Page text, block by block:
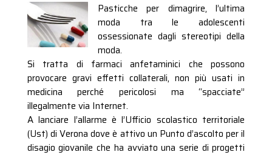
Pasticche per dimagrire, l’ultima
moda tra le adolescenti
ossessionate dagli stereotipi della
moda.
Si tratta di farmaci anfetaminici che possono
provocare gravi effetti collaterali, non più usati in
medicina perché pericolosi ma “spacciate”
illegalmente via Internet.
A lanciare l’allarme è l’Ufficio scolastico territoriale
(Ust) di Verona dove è attivo un Punto d’ascolto per il
disagio giovanile che ha avviato una serie di progetti